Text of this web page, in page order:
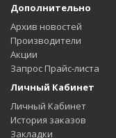
Дополнительно
Архив новостей
Производители
Акции
Запрос Прайс-листа
Личный Кабинет
Личный Кабинет
История заказов
Закладки